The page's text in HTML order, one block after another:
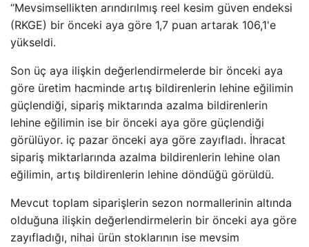
“Mevsimsellikten arındırılmış reel kesim güven endeksi
(RKGE) bir önceki aya göre 1,7 puan artarak 106,1'e
yükseldi.
Son üç aya ilişkin değerlendirmelerde bir önceki aya
göre üretim hacminde artış bildirenlerin lehine eğilimin
güçlendiği, sipariş miktarında azalma bildirenlerin
lehine eğilimin ise bir önceki aya göre güçlendiği
görülüyor. iç pazar önceki aya göre zayıfladı. İhracat
sipariş miktarlarında azalma bildirenlerin lehine olan
eğilimin, artış bildirenlerin lehine döndüğü görüldü.
Mevcut toplam siparişlerin sezon normallerinin altında
olduğuna ilişkin değerlendirmelerin bir önceki aya göre
zayıfladığı, nihai ürün stoklarının ise mevsim